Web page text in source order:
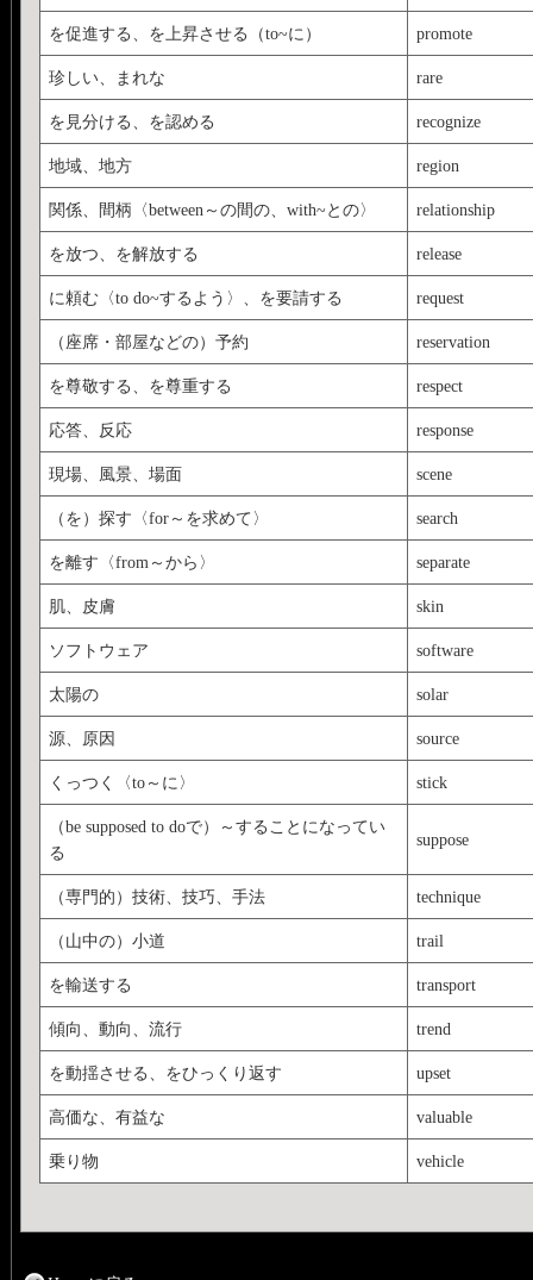
を促進する、を上昇させる（to~に） promote
珍しい、まれな rare
を見分ける、を認める recognize
地域、地方 region
関係、間柄〈between～の間の、with~との〉 relationship
を放つ、を解放する release
に頼む〈to do~するよう〉、を要請する request
（座席・部屋などの）予約 reservation
を尊敬する、を尊重する respect
応答、反応 response
現場、風景、場面 scene
（を）探す〈for～を求めて〉 search
を離す〈from～から〉 separate
肌、皮膚 skin
ソフトウェア software
太陽の solar
源、原因 source
くっつく〈to～に〉 stick
（be supposed to doで）～することになってい
る
suppose
（専門的）技術、技巧、手法 technique
（山中の）小道 trail
を輸送する transport
傾向、動向、流行 trend
を動揺させる、をひっくり返す upset
高価な、有益な valuable
乗り物 vehicle